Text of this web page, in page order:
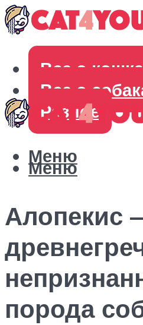
Все о
Все о
Разное
Меню
Меню
Алопекис
порода